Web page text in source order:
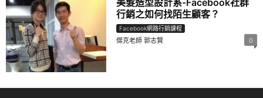
美髮造型設計系-Facebook社群
行銷之如何找陌生顧客？
Facebook網路行銷課程
傑克老師 郭志賢 0